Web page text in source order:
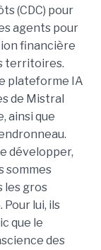
(CDC) pour
agents pour
financière
territoires.
plateforme IA
de Mistral
ainsi que
développer,
sommes
les gros
lui, ils
que le
des